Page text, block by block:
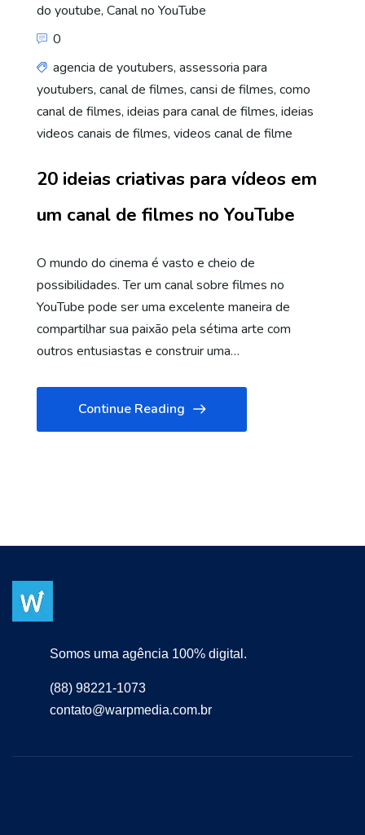
do youtube, Canal no YouTube
0
agencia de youtubers, assessoria para
youtubers, canal de filmes, cansi de filmes, como
canal de filmes, ideias para canal de filmes, ideias
videos canais de filmes, videos canal de filme
20 ideias criativas para vídeos em
um canal de filmes no YouTube
O mundo do cinema é vasto e cheio de
possibilidades. Ter um canal sobre filmes no
YouTube pode ser uma excelente maneira de
compartilhar sua paixão pela sétima arte com
outros entusiastas e construir uma…
Continue Reading
Somos uma agência 100% digital.
(88) 98221-1073
contato@warpmedia.com.br